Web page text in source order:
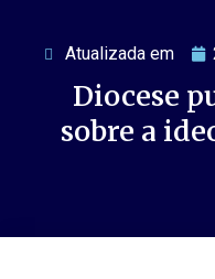
Atualizada em
Diocese
sobre a